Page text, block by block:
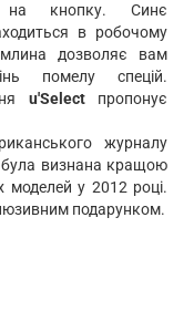
на кнопку. Синє
в робочому
млина дозволяє вам
помелу спецій.
u'Select пропонує
журналу
була визнана кращою
моделей у 2012 році.
подарунком.